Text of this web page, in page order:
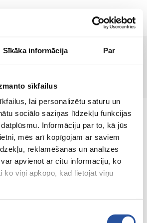
Sīkāka informācija Par
sīkfailus
lai personalizētu saturu un
sociālo saziņas līdzekļu funkcijas
Informāciju par to, kā jūs
mēs arī kopīgojam ar saviem
reklamēšanas un analīzes
apvienot ar citu informāciju, ko
ko viņi apkopo, kad lietojat viņu
ET
ei leitud!
hindade ja kvaliteetsete
rahulolu on meie
ja aia jaoks!